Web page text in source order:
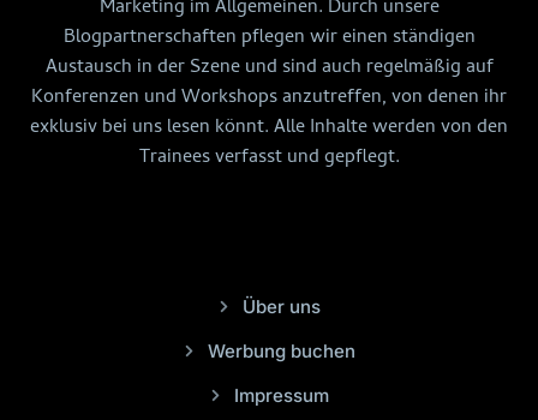
Marketing im Allgemeinen. Durch unsere
Blogpartnerschaften pflegen wir einen ständigen
Austausch in der Szene und sind auch regelmäßig auf
Konferenzen und Workshops anzutreffen, von denen ihr
exklusiv bei uns lesen könnt. Alle Inhalte werden von den
Trainees verfasst und gepflegt.
Über uns
Werbung buchen
Impressum